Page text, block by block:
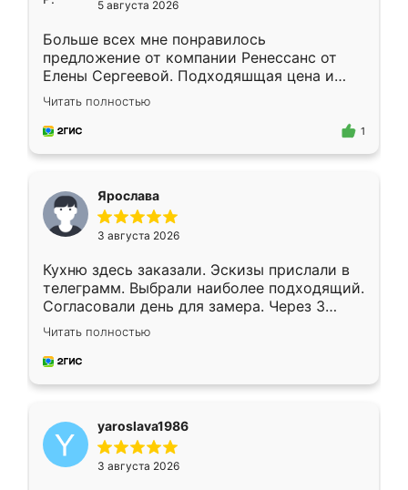
5 августа 2026
Больше всех мне понравилось
предложение от компании Ренессанс от
Елены Сергеевой. Подходяшщая цена и
короткие сроки изготовления. Приехавший
для замера сотрудник Владислав
предложил по моему эскизу самый
Читать полностью
1
Ярослава
3 августа 2026
Кухню здесь заказали. Эскизы прислали в
телеграмм. Выбрали наиболее подходящий.
Согласовали день для замера. Через 3
недели кухня была уже готова. Остались
довольны работой. Спасибо Ренессанс
мебель за качественную работу!
Читать полностью
yaroslava1986
3 августа 2026